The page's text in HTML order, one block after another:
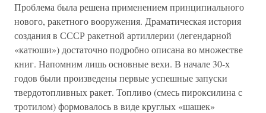
Проблема была решена применением принципиального
нового, ракетного вооружения. Драматическая история
создания в СССР ракетной артиллерии (легендарной
«катюши») достаточно подробно описана во множестве
книг. Напомним лишь основные вехи. В начале 30-х
годов были произведены первые успешные запуски
твердотопливных ракет. Топливо (смесь пироксилина с
тротилом) формовалось в виде круглых «шашек»